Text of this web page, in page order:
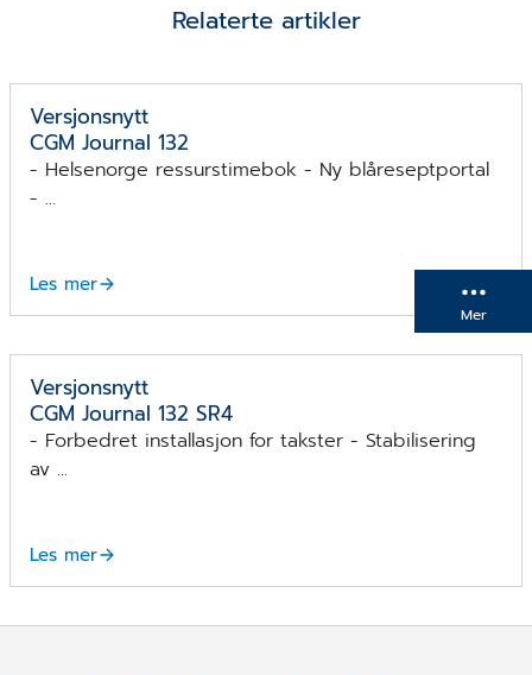
Mer
Relaterte artikler
Versjonsnytt
CGM Journal 132
- Helsenorge ressurstimebok - Ny blåreseptportal
- ...
Les mer
Versjonsnytt
CGM Journal 132 SR4
- Forbedret installasjon for takster - Stabilisering
av ...
Les mer